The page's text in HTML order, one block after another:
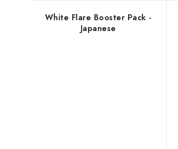
White Flare Booster Pack -
Japanese